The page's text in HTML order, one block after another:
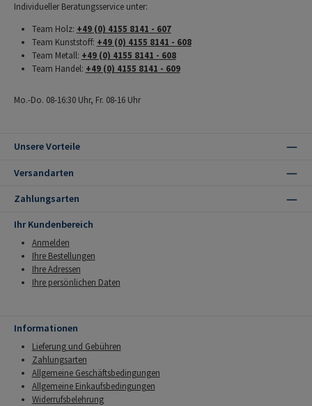
Individueller Beratungsservice unter:
Team Holz: +49 (0) 4155 8141 - 607
Team Kunststoff: +49 (0) 4155 8141 - 608
Team Metall: +49 (0) 4155 8141 - 608
Team Handel: +49 (0) 4155 8141 - 609
Mo.-Do. 08-16:30 Uhr, Fr. 08-16 Uhr
Unsere Vorteile
Versandarten
Zahlungsarten
Ihr Kundenbereich
Anmelden
Ihre Bestellungen
Ihre Adressen
Ihre persönlichen Daten
Informationen
Lieferung und Gebühren
Zahlungsarten
Allgemeine Geschäftsbedingungen
Allgemeine Einkaufsbedingungen
Widerrufsbelehrung